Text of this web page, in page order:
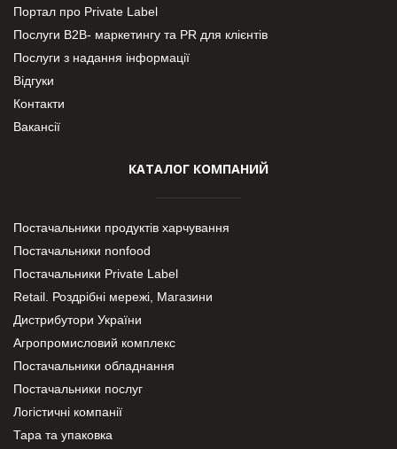
Портал про Private Label
Послуги В2В- маркетингу та PR для клієнтів
Послуги з надання інформації
Відгуки
Контакти
Вакансії
КАТАЛОГ КОМПАНИЙ
Постачальники продуктів харчування
Постачальники nonfood
Постачальники Private Label
Retail. Роздрібні мережі, Магазини
Дистрибутори України
Агропромисловий комплекс
Постачальники обладнання
Постачальники послуг
Логістичні компанії
Тара та упаковка